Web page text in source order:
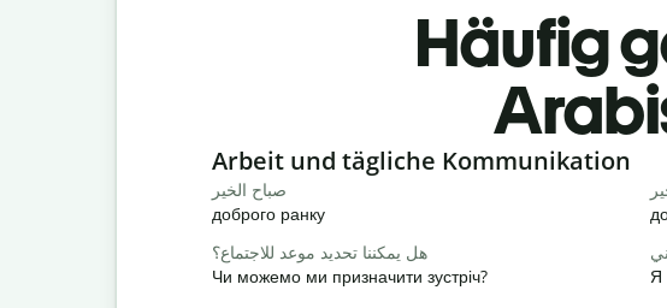
Häufig
Slide 1 of 6
Arbeit und tägliche Kommunikation
صباح الخير
доброго ранку
هل يمكننا تحديد موعد للاجتماع؟
Чи можемо ми призначити зустріч?
Я